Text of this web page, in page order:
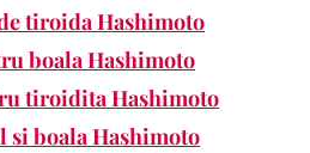
tiroida Hashimoto
boala Hashimoto
tiroidita Hashimoto
boala Hashimoto